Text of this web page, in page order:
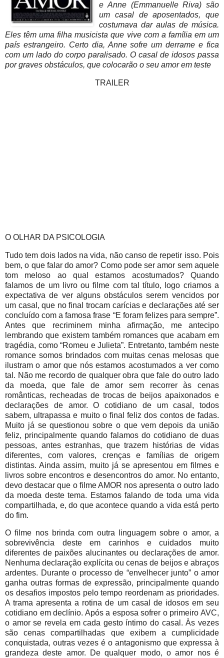
e Anne (Emmanuelle Riva) são
um casal de aposentados, que
costumava dar aulas de música.
Eles têm uma filha musicista que vive com a família em um
país estrangeiro. Certo dia, Anne sofre um derrame e fica
com um lado do corpo paralisado. O casal de idosos passa
por graves obstáculos, que colocarão o seu amor em teste
TRAILER
O OLHAR DA PSICOLOGIA
Tudo tem dois lados na vida, não canso de repetir isso. Pois
bem, o que falar do amor? Como pode ser amor sem aquele
tom meloso ao qual estamos acostumados? Quando
falamos de um livro ou filme com tal título, logo criamos a
expectativa de ver alguns obstáculos serem vencidos por
um casal, que no final trocam carícias e declarações até ser
concluído com a famosa frase “E foram felizes para sempre”.
Antes que recriminem minha afirmação, me antecipo
lembrando que existem também romances que acabam em
tragédia, como “Romeu e Julieta”. Entretanto, também neste
romance somos brindados com muitas cenas melosas que
ilustram o amor que nós estamos acostumados a ver como
tal. Não me recordo de qualquer obra que fale do outro lado
da moeda, que fale de amor sem recorrer às cenas
românticas, recheadas de trocas de beijos apaixonados e
declarações de amor. O cotidiano de um casal, todos
sabem, ultrapassa e muito o final feliz dos contos de fadas.
Muito já se questionou sobre o que vem depois da união
feliz, principalmente quando falamos do cotidiano de duas
pessoas, antes estranhas, que trazem histórias de vidas
diferentes, com valores, crenças e famílias de origem
distintas. Ainda assim, muito já se apresentou em filmes e
livros sobre encontros e desencontros do amor. No entanto,
devo destacar que o filme AMOR nos apresenta o outro lado
da moeda deste tema. Estamos falando de toda uma vida
compartilhada, e, do que acontece quando a vida está perto
do fim.
O filme nos brinda com outra linguagem sobre o amor, a
sobrevivência deste em carinhos e cuidados muito
diferentes de paixões alucinantes ou declarações de amor.
Nenhuma declaração explícita ou cenas de beijos e abraços
ardentes. Durante o processo de “envelhecer junto” o amor
ganha outras formas de expressão, principalmente quando
os desafios impostos pelo tempo reordenam as prioridades.
A trama apresenta a rotina de um casal de idosos em seu
cotidiano em declínio. Após a esposa sofrer o primeiro AVC,
o amor se revela em cada gesto íntimo do casal. Às vezes
são cenas compartilhadas que exibem a cumplicidade
conquistada, outras vezes é o antagonismo que expressa à
grandeza deste amor. De qualquer modo, o amor nos é